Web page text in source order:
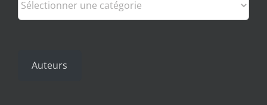
Auteurs